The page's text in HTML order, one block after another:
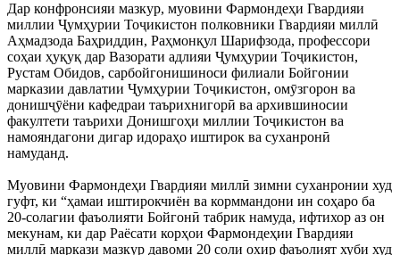
Дар конфронсияи мазкур, муовини Фармондеҳи Гвардияи
миллии Ҷумҳурии Тоҷикистон полковники Гвардияи миллӣ
Аҳмадзода Баҳриддин, Раҳмонқул Шарифзода, профессори
соҳаи ҳуқуқ дар Вазорати адлияи Ҷумҳурии Тоҷикистон,
Рустам Обидов, сарбойгонишиноси филиали Бойгонии
марказии давлатии Ҷумҳурии Тоҷикистон, омӯзгорон ва
донишҷӯёни кафедраи таърихнигорӣ ва архившиносии
факултети таърихи Донишгоҳи миллии Тоҷикистон ва
намояндагони дигар идораҳо иштирок ва суханронӣ
намуданд.
Муовини Фармондеҳи Гвардияи миллӣ зимни суханронии худ
гуфт, ки “ҳамаи иштирокчиён ва корммандони ин соҳаро ба
20-солагии фаъолияти Бойгонӣ табрик намуда, ифтихор аз он
мекунам, ки дар Раёсати корҳои Фармондеҳии Гвардияи
миллӣ маркази мазкур давоми 20 соли охир фаъолият хуби худ